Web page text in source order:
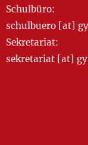
Schulbüro:
schulbuero [at]
Sekretariat:
sekretariat [at]